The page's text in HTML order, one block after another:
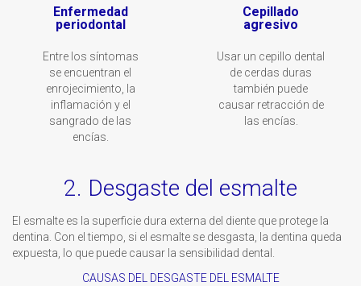
Enfermedad
periodontal
Entre los síntomas
se encuentran el
enrojecimiento, la
inflamación y el
sangrado de las
encías.
Cepillado
agresivo
Usar un cepillo dental
de cerdas duras
también puede
causar retracción de
las encías.
2. Desgaste del esmalte
El esmalte es la superficie dura externa del diente que protege la
dentina. Con el tiempo, si el esmalte se desgasta, la dentina queda
expuesta, lo que puede causar la sensibilidad dental.
CAUSAS DEL DESGASTE DEL ESMALTE